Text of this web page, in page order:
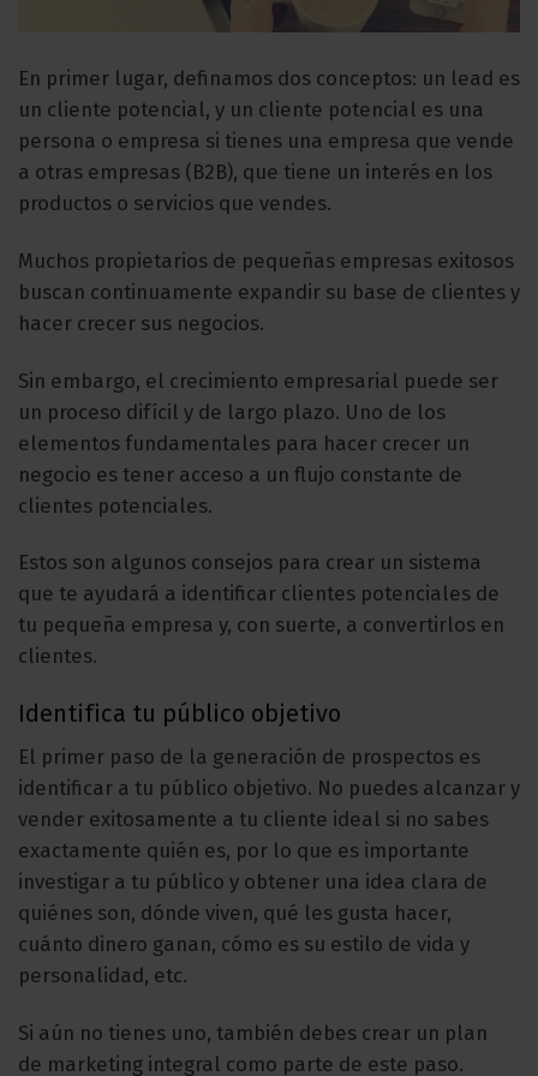
En primer lugar, definamos dos conceptos: un lead es
un cliente potencial, y un cliente potencial es una
persona o empresa si tienes una empresa que vende
a otras empresas (B2B), que tiene un interés en los
productos o servicios que vendes.
Muchos propietarios de pequeñas empresas exitosos
buscan continuamente expandir su base de clientes y
hacer crecer sus negocios.
Sin embargo, el crecimiento empresarial puede ser
un proceso difícil y de largo plazo. Uno de los
elementos fundamentales para hacer crecer un
negocio es tener acceso a un flujo constante de
clientes potenciales.
Estos son algunos consejos para crear un sistema
que te ayudará a identificar clientes potenciales de
tu pequeña empresa y, con suerte, a convertirlos en
clientes.
Identifica tu público objetivo
El primer paso de la generación de prospectos es
identificar a tu público objetivo. No puedes alcanzar y
vender exitosamente a tu cliente ideal si no sabes
exactamente quién es, por lo que es importante
investigar a tu público y obtener una idea clara de
quiénes son, dónde viven, qué les gusta hacer,
cuánto dinero ganan, cómo es su estilo de vida y
personalidad, etc.
Si aún no tienes uno, también debes crear un plan
de marketing integral como parte de este paso.